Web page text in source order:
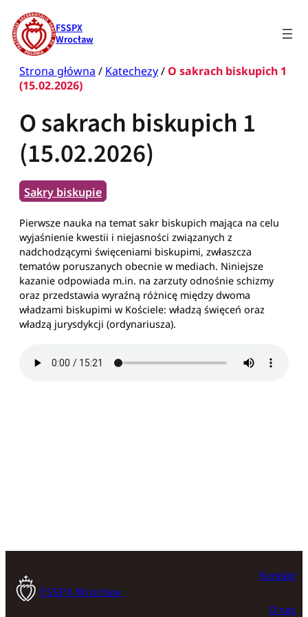
Przejdź
do
treści
FSSPX
Wrocław
Strona główna/Katechezy/O sakrach biskupich 1
(15.02.2026)
O sakrach biskupich 1
(15.02.2026)
Sakry biskupie
Pierwsze nauka na temat sakr biskupich mająca na celu
wyjaśnienie kwestii i niejasności związanych z
nadchodzącymi święceniami biskupimi, zwłaszcza
tematów poruszanych obecnie w mediach. Niniejsze
kazanie odpowiada m.in. na zarzuty odnośnie schizmy
oraz przedstawia wyraźną różnicę między dwoma
władzami biskupimi w Kościele: władzą święceń oraz
władzą jurysdykcji (ordynariusza).
FSSPX Wrocław
Kontakt
O nas